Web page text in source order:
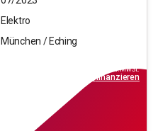
Elektro
München / Eching
inkl.MwSt.
finanzieren